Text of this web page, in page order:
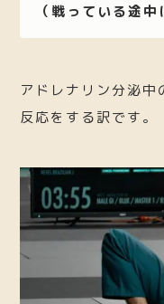
（戦っている途中
アドレナリン分泌
反応をする訳です。